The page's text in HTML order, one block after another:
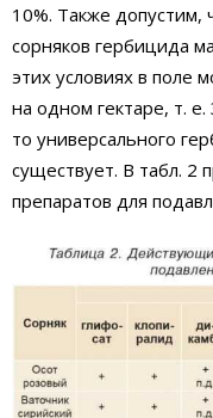
10%. Также допустим,
сорняков гербицида
этих условиях в поле
на одном гектаре, т.
то универсального
существует. В табл.
препаратов для